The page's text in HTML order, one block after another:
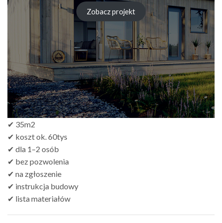
zł249.00
zł499.00
Zobacz projekt
✔ 35m2
✔ koszt ok. 60tys
✔ dla 1–2 osób
✔ bez pozwolenia
✔ na zgłoszenie
✔ instrukcja budowy
✔ lista materiałów